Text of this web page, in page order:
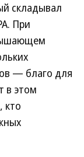
складывал
При
— благо для
в этом
кто